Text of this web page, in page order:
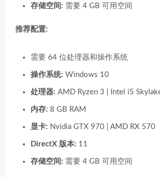
存储空间: 需要 4 GB 可用空间
推荐配置:
需要 64 位处理器和操作系统
操作系统: Windows 10
处理器: AMD Ryzen 3 | Intel i5
内存: 8 GB RAM
显卡: Nvidia GTX 970 | AMD RX 570
DirectX 版本: 11
存储空间: 需要 4 GB 可用空间